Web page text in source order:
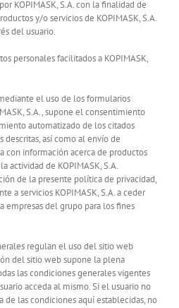
KOPIMASK, S.A. con la finalidad de
y/o servicios de KOPIMASK, S.A.
del usuario.
personales facilitados a KOPIMASK,
el uso de los formularios
S.A., supone el consentimiento
automatizado de los citados
descritas, así como al envío de
con información acerca de productos
actividad de KOPIMASK, S.A.
de la presente política de privacidad,
a servicios KOPIMASK, S.A. a ceder
empresas del grupo para los fines
regulan el uso del sitio web
del sitio web supone la plena
las condiciones generales vigentes
acceda al mismo. Si el usuario no
de las condiciones aquí establecidas, no